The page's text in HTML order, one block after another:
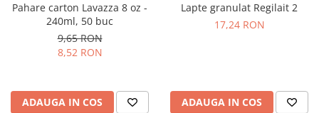
Pahare carton Lavazza 8 oz -
240ml, 50 buc
9,65 RON
8,52 RON
ADAUGA IN COS
Lapte granulat Regilait 2
17,24 RON
ADAUGA IN COS